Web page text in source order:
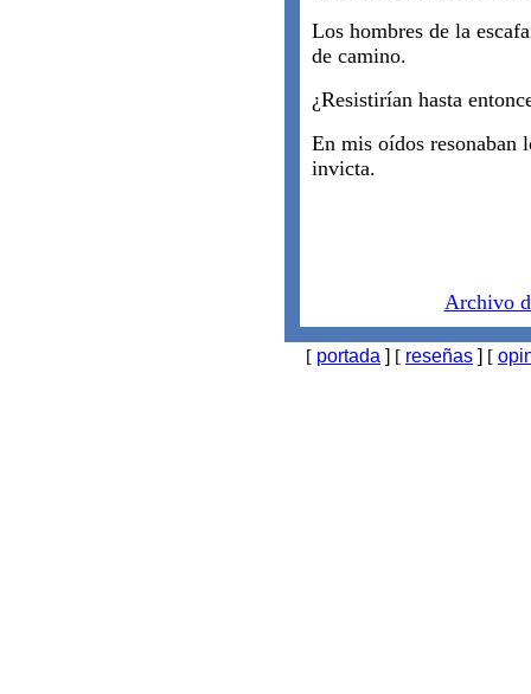
Los hombres de la
de camino.
¿Resistirían hasta
En mis oídos resonaban
invicta.
Archivo
[ portada ] [ reseñas ] [